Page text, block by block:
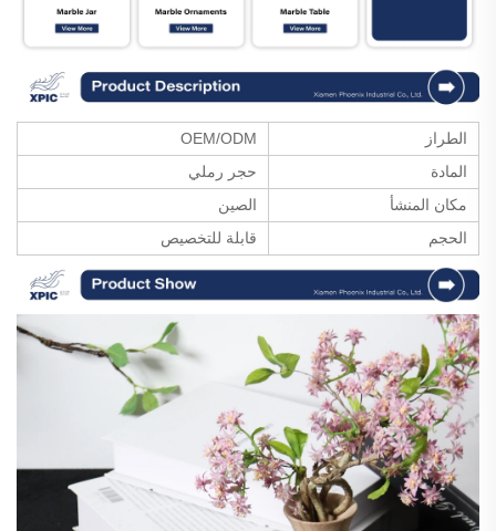
الطراز
OEM/ODM
المادة
حجر رملي
مكان المنشأ
الصين
الحجم
قابلة للتخصيص